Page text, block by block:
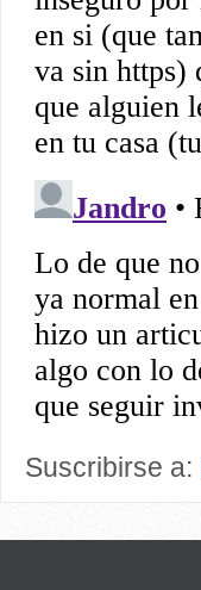
Suscribirse a: